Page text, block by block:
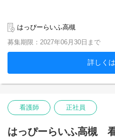
はっぴーらいふ高槻
募集期限：2027年06月30日まで
詳しく
看護師 正社員
はっぴーらいふ高槻